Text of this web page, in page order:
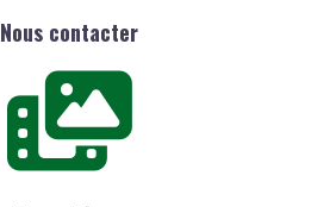
Nous contacter